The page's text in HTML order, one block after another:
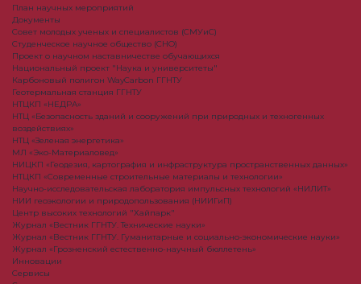
План научныx мероприятий
Документы
Совет молодых ученых и специалистов (СМУиС)
Студенческое научное общество (СНО)
Проект о научном наставничестве обучающихся
Национальный проект "Наука и университеты"
Карбоновый полигон WayCarbon ГГНТУ
Геотермальная станция ГГНТУ
НТЦКП «НЕДРА»
НТЦ «Безопасность зданий и сооружений при природных и техногенных
воздействиях»
НТЦ «Зеленая энергетика»
МЛ «Эко-Материаловед»
НИЦКП «Геодезия, картография и инфраструктура пространственных данных»
НТЦКП «Современные строительные материалы и технологии»
Научно-исследовательская лаборатория импульсных технологий «НИЛИТ»
НИИ геоэкологии и природопользования (НИИГиП)
Центр высоких технологий "Хайпарк"
Журнал «Вестник ГГНТУ. Технические науки»
Журнал «Вестник ГГНТУ. Гуманитарные и социально-экономические науки»
Журнал «Грозненский естественно-научный бюллетень»
Инновации
Сервисы